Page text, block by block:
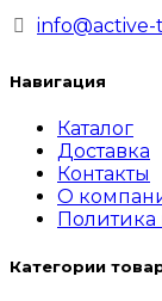
info@active-
Навигация
Каталог
Доставка
Контакты
О
Категории